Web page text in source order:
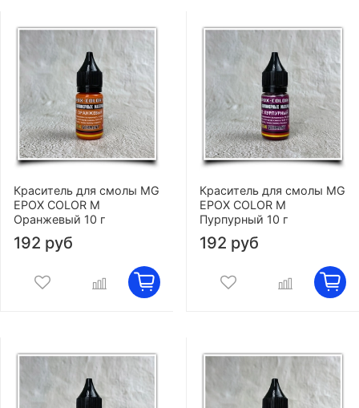
Краситель для смолы MG
EPOX COLOR M
Оранжевый 10 г
192 руб
Краситель для смолы MG
EPOX COLOR M
Пурпурный 10 г
192 руб